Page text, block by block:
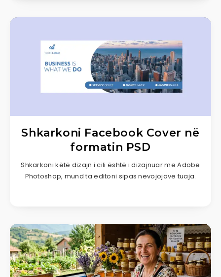
Shkarkoni Facebook Cover në
formatin PSD
Shkarkoni këtë dizajn i cili është i dizajnuar me Adobe
Photoshop, mund ta editoni sipas nevojojave tuaja.